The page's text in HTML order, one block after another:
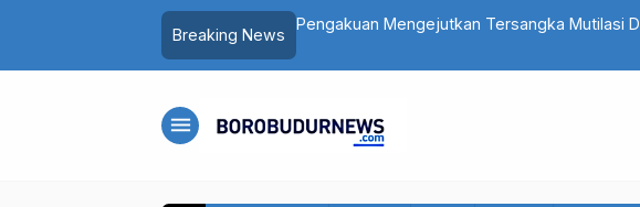
Breaking News
Pengakuan Mengejutkan Tersangka Mutilasi
menu